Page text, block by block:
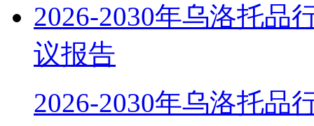
2026-2030年乌洛托品
议报告
2026-2030年乌洛托品